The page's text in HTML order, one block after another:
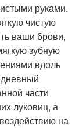
руками.
чистую
ваши брови,
зубную
вдоль
части
луковиц, а
на